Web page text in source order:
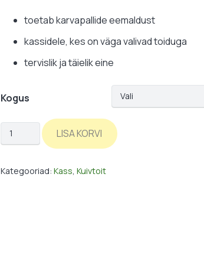
kuni
27,99 €
toetab karvapallide eemaldust
kassidele, kes on väga valivad toiduga
tervislik ja täielik eine
Kogus
Kuivtoit
kassile:
kogus
LISA KORVI
Kategooriad: Kass Kuivtoit